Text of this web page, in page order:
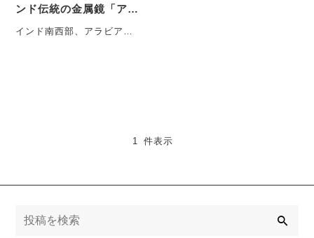
ンド伝統の金属鏡「アル
ムラ・カンナーディ」と
は
インド南西部、アラビア海
1 件表示